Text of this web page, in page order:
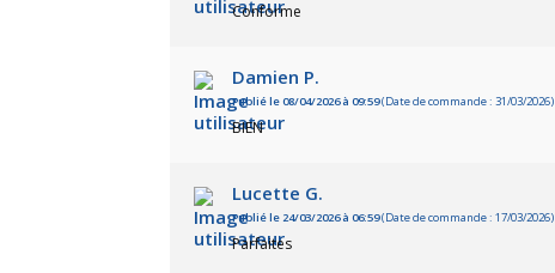
Conforme
Damien P.
Publié le 08/04/2026 à 09:59(Date de commande : 31/03/2026)
BIEN
Lucette G.
Publié le 24/03/2026 à 06:59(Date de commande : 17/03/2026)
Parfaites